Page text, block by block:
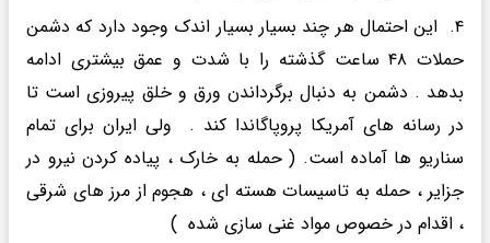
۴. این احتمال هر چند بسیار بسیار اندک وجود دارد که دشمن
حملات ۴۸ ساعت گذشته را با شدت و عمق بیشتری ادامه
بدهد . دشمن به دنبال برگرداندن ورق و خلق پیروزی است تا
در رسانه های آمریکا پروپاگاندا کند . ولی ایران برای تمام
سناریو ها آماده است. ( حمله به خارک ، پیاده کردن نیرو در
جزایر ، حمله به تاسیسات هسته ای ، هجوم از مرز های شرقی
، اقدام در خصوص مواد غنی سازی شده )